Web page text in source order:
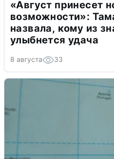
«Август принесет
возможности»:
назвала, кому из
улыбнется удача
8 августа 33